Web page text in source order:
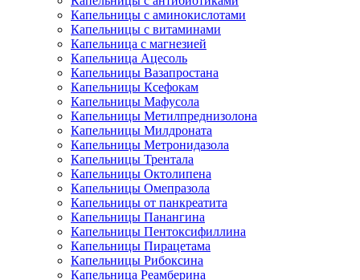
Капельницы с аминокислотами
Капельницы с витаминами
Капельница с магнезией
Капельница Ацесоль
Капельницы Вазапростана
Капельницы Ксефокам
Капельницы Мафусола
Капельницы Метилпреднизолона
Капельницы Милдроната
Капельницы Метронидазола
Капельницы Трентала
Капельницы Октолипена
Капельницы Омепразола
Капельницы от панкреатита
Капельницы Панангина
Капельницы Пентоксифиллина
Капельницы Пирацетама
Капельницы Рибоксина
Капельница Реамберина